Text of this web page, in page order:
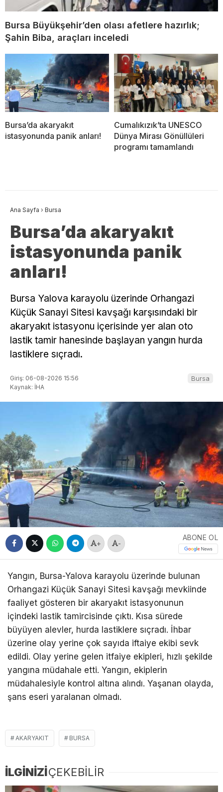
Bursa Büyükşehir’den olası afetlere hazırlık;
Şahin Biba, araçları inceledi
Bursa’da akaryakıt
istasyonunda panik anları!
Cumalıkızık’ta UNESCO
Dünya Mirası Gönüllüleri
programı tamamlandı
Ana Sayfa › Bursa
Bursa’da akaryakıt
istasyonunda panik
anları!
Bursa Yalova karayolu üzerinde Orhangazi
Küçük Sanayi Sitesi kavşağı karşısındaki bir
akaryakıt istasyonu içerisinde yer alan oto
lastik tamir hanesinde başlayan yangın hurda
lastiklere sıçradı.
Giriş: 06-08-2026 15:56
Kaynak: İHA
Bursa
+ -
ABONE OL
Yangın, Bursa-Yalova karayolu üzerinde bulunan
Orhangazi Küçük Sanayi Sitesi kavşağı mevkiinde
faaliyet gösteren bir akaryakıt istasyonunun
içindeki lastik tamircisinde çıktı. Kısa sürede
büyüyen alevler, hurda lastiklere sıçradı. İhbar
üzerine olay yerine çok sayıda iftaiye ekibi sevk
edildi. Olay yerine gelen itfaiye ekipleri, hızlı şekilde
yangına müdahale etti. Yangın, ekiplerin
müdahalesiyle kontrol altına alındı. Yaşanan olayda,
şans eseri yaralanan olmadı.
AKARYAKIT BURSA
İLGİNİZİÇEKEBİLİR